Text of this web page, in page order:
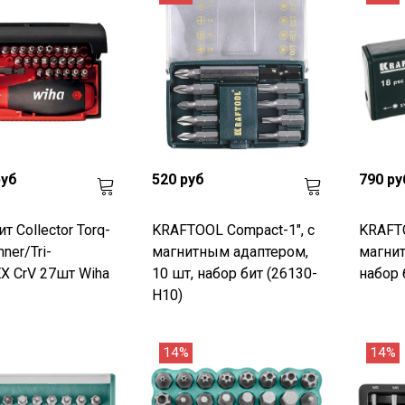
Collector Torq-
Tri-
CrV 27шт Wiha
520 руб
KRAFTOOL Compact-1", с
магнитным адаптером,
10 шт, набор бит (26130-
H10)
790
набор
14% 14%